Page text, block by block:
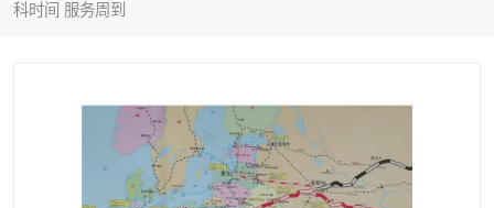
科时间 服务周到
中俄铁路班列 中欧班列进口红酒啤酒
蓉欧班列进口机械设备 马来西亚物流